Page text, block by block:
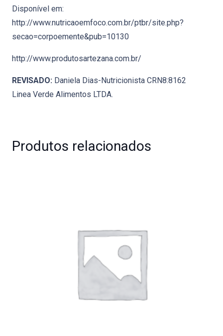
Disponível em:
http://www.nutricaoemfoco.com.br/ptbr/site.php?
secao=corpoemente&pub=10130
http://www.produtosartezana.com.br/
REVISADO: Daniela Dias-Nutricionista CRN8:8162
Linea Verde Alimentos LTDA.
Produtos relacionados